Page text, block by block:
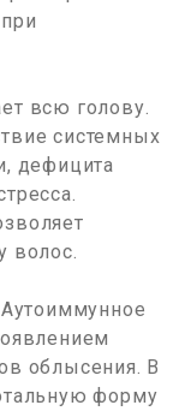
всю голову.
системных
дефицита
волос.
облысения. В
форму